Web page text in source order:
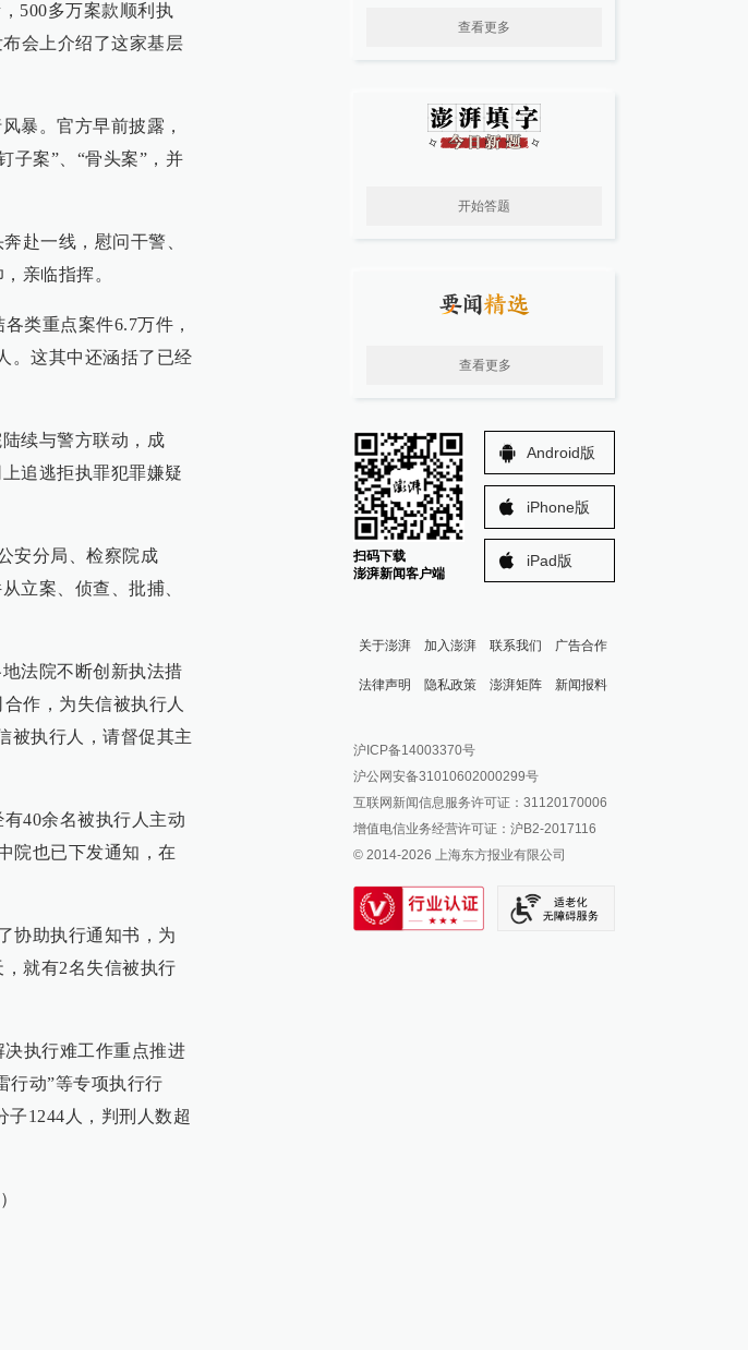
500多万案款顺利执
会上介绍了这家基层
暴。官方早前披露，
子案”、“骨头案”，并
赴一线，慰问干警、
亲临指挥。
类重点案件6.7万件，
。这其中还涵括了已经
续与警方联动，成
追逃拒执罪犯罪嫌疑
安分局、检察院成
立案、侦查、批捕、
法院不断创新执法措
作，为失信被执行人
被执行人，请督促其主
40余名被执行人主动
院也已下发通知，在
协助执行通知书，为
就有2名失信被执行
执行难工作重点推进
行动”等专项执行行
1244人，判刑人数超
查看更多
开始答题
查看更多
扫码下载
澎湃新闻客户端
Android版
iPhone版
iPad版
关于澎湃 加入澎湃 联系我们 广告合作
法律声明 隐私政策 澎湃矩阵
澎湃新闻公众号
澎湃新闻抖音号
派生万物开放平台
IP SHANGHAI
SIXTH TONE
新闻报料
报料邮箱: news@thepaper.cn
沪ICP备14003370号
沪公网安备31010602000299号
互联网新闻信息服务许可证：31120170006
增值电信业务经营许可证：沪B2-2017116
© 2014-2026 上海东方报业有限公司